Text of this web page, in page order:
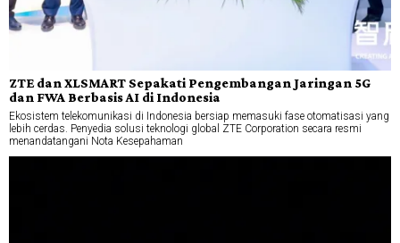
ZTE dan XLSMART Sepakati Pengembangan Jaringan 5G
dan FWA Berbasis AI di Indonesia
Ekosistem telekomunikasi di Indonesia bersiap memasuki fase otomatisasi yang
lebih cerdas. Penyedia solusi teknologi global ZTE Corporation secara resmi
menandatangani Nota Kesepahaman